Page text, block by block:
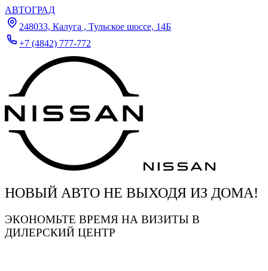
АВТОГРАД
248033, Калуга , Тульское шоссе, 14Б
+7 (4842) 777-772
НОВЫЙ АВТО НЕ ВЫХОДЯ ИЗ ДОМА!
ЭКОНОМЬТЕ ВРЕМЯ НА ВИЗИТЫ В
ДИЛЕРСКИЙ ЦЕНТР